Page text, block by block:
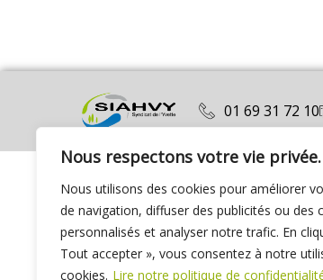
Nous respectons votre vie privée.
Nous utilisons des cookies pour améliorer
de navigation, diffuser des publicités ou des
personnalisés et analyser notre trafic. En
Tout accepter », vous consentez à notre
cookies. Lire notre politique de
01 69 31 72 10